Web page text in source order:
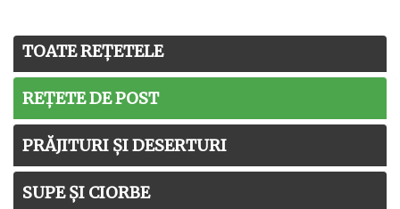
TOATE REȚETELE
REȚETE DE POST
PRĂJITURI ȘI DESERTURI
SUPE ȘI CIORBE